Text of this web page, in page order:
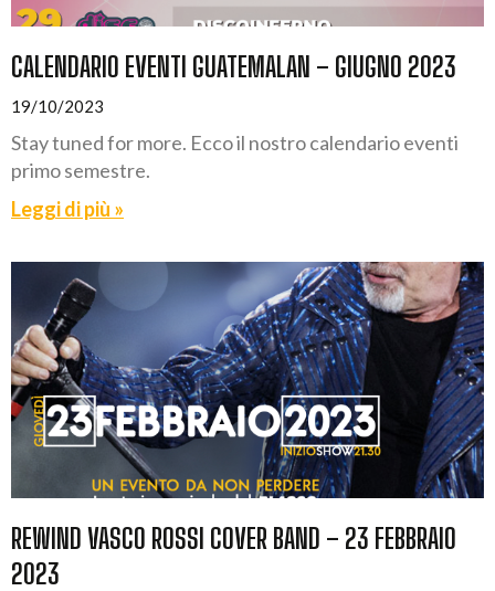
CALENDARIO EVENTI GUATEMALAN – GIUGNO 2023
19/10/2023
Stay tuned for more. Ecco il nostro calendario eventi
primo semestre.
Leggi di più »
REWIND VASCO ROSSI COVER BAND – 23 FEBBRAIO
2023